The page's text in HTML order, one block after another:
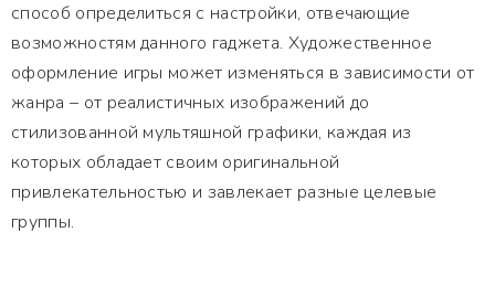
способ определиться с настройки, отвечающие
возможностям данного гаджета. Художественное
оформление игры может изменяться в зависимости от
жанра – от реалистичных изображений до
стилизованной мультяшной графики, каждая из
которых обладает своим оригинальной
привлекательностью и завлекает разные целевые
группы.